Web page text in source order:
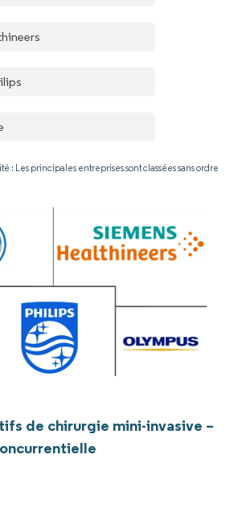
: Les principales entreprises sont classées sans ordre
de chirurgie mini-invasive –